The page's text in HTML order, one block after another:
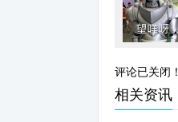
评论已关闭！
相关资讯